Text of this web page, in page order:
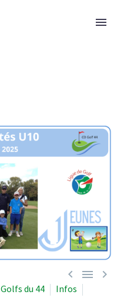
  
Golfs du 44
Infos